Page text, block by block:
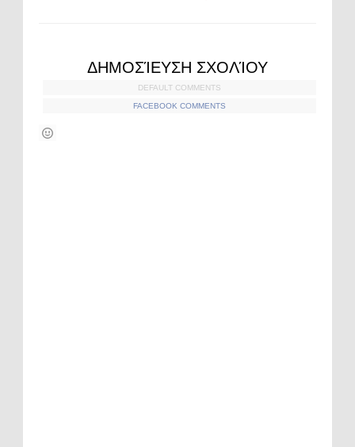
ΔΗΜΟΣΊΕΥΣΗ ΣΧΟΛΊΟΥ
DEFAULT COMMENTS
FACEBOOK COMMENTS